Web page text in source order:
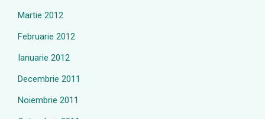
Martie 2012
Februarie 2012
Ianuarie 2012
Decembrie 2011
Noiembrie 2011